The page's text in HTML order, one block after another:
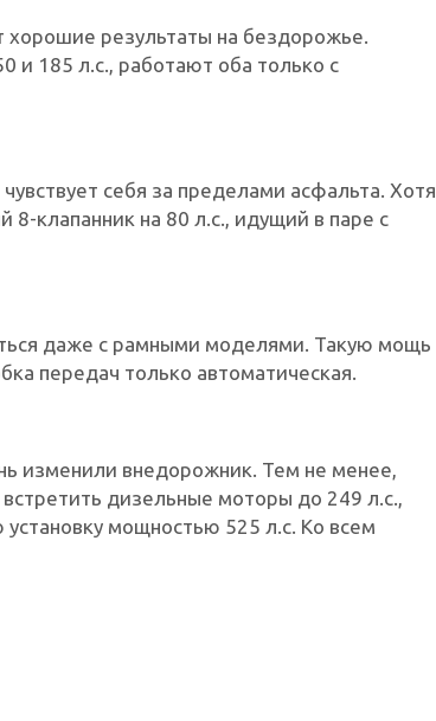
хорошие результаты на бездорожье.
и 185 л.с., работают оба только с
себя за пределами асфальта. Хотя
клапанник на 80 л.с., идущий в паре с
даже с рамными моделями. Такую мощь
передач только автоматическая.
изменили внедорожник. Тем не менее,
дизельные моторы до 249 л.с.,
мощностью 525 л.с. Ко всем